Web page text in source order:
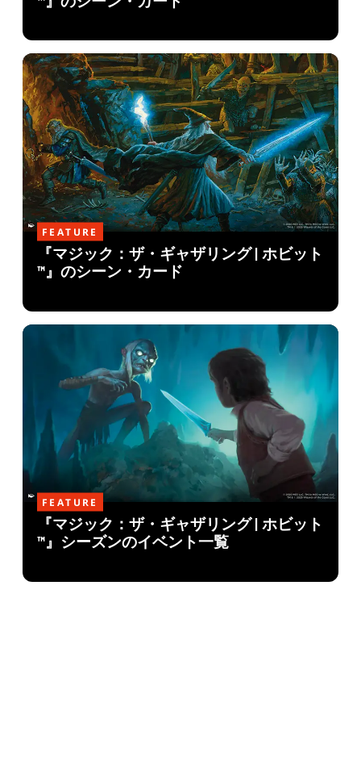
FEATURE
『マジック：ザ・ギャザリング | ホビット
™』のシーン・カード
FEATURE
『マジック：ザ・ギャザリング | ホビット
™』シーズンのイベント一覧